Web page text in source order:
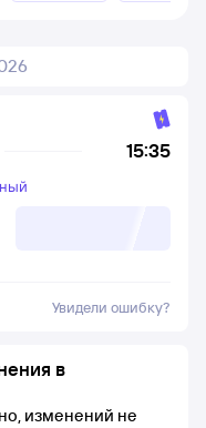
15:35
Увидели ошибку?
в
изменений не